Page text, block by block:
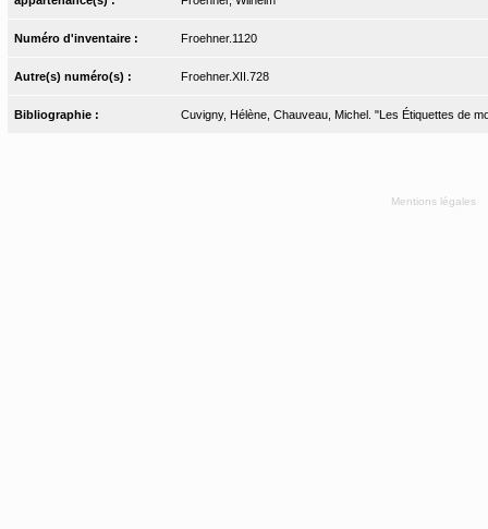
Numéro d'inventaire : Froehner.1120
Autre(s) numéro(s) : Froehner.XII.728
Bibliographie : Cuvigny, Hélène, Chauveau, Michel. "Les Étiquettes de
Mentions légales